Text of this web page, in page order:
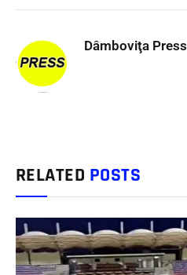
Dâmboviţa Press
RELATED POSTS